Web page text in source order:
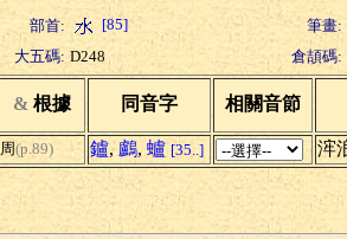
部首: [85]
筆畫:
大五碼: D248 倉頡碼:
& 根據 同音字 相關音節
周(p.89) 鑪, 鸕, 蠦 [35..] 浶